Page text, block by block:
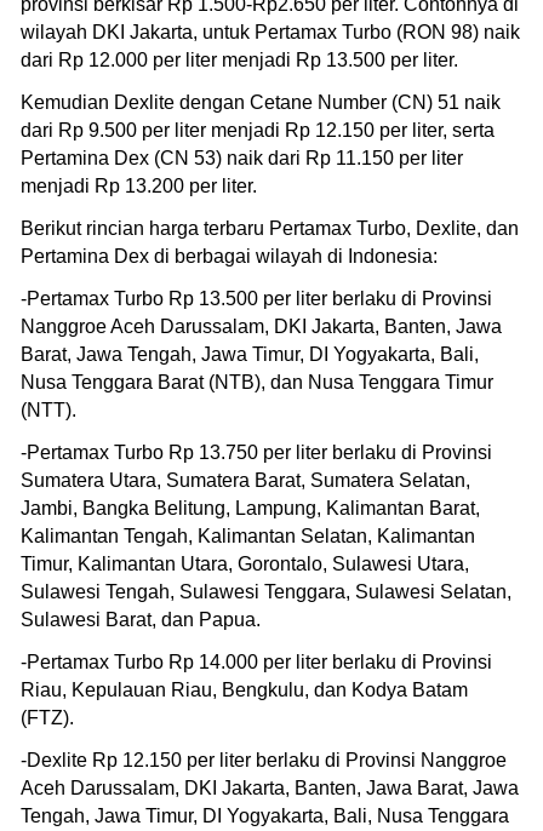
wilayah DKI Jakarta, untuk Pertamax Turbo (RON 98) naik
dari Rp 12.000 per liter menjadi Rp 13.500 per liter.
Kemudian Dexlite dengan Cetane Number (CN) 51 naik
dari Rp 9.500 per liter menjadi Rp 12.150 per liter, serta
Pertamina Dex (CN 53) naik dari Rp 11.150 per liter
menjadi Rp 13.200 per liter.
Berikut rincian harga terbaru Pertamax Turbo, Dexlite, dan
Pertamina Dex di berbagai wilayah di Indonesia:
-Pertamax Turbo Rp 13.500 per liter berlaku di Provinsi
Nanggroe Aceh Darussalam, DKI Jakarta, Banten, Jawa
Barat, Jawa Tengah, Jawa Timur, DI Yogyakarta, Bali,
Nusa Tenggara Barat (NTB), dan Nusa Tenggara Timur
(NTT).
-Pertamax Turbo Rp 13.750 per liter berlaku di Provinsi
Sumatera Utara, Sumatera Barat, Sumatera Selatan,
Jambi, Bangka Belitung, Lampung, Kalimantan Barat,
Kalimantan Tengah, Kalimantan Selatan, Kalimantan
Timur, Kalimantan Utara, Gorontalo, Sulawesi Utara,
Sulawesi Tengah, Sulawesi Tenggara, Sulawesi Selatan,
Sulawesi Barat, dan Papua.
-Pertamax Turbo Rp 14.000 per liter berlaku di Provinsi
Riau, Kepulauan Riau, Bengkulu, dan Kodya Batam
(FTZ).
-Dexlite Rp 12.150 per liter berlaku di Provinsi Nanggroe
Aceh Darussalam, DKI Jakarta, Banten, Jawa Barat, Jawa
Tengah, Jawa Timur, DI Yogyakarta, Bali, Nusa Tenggara